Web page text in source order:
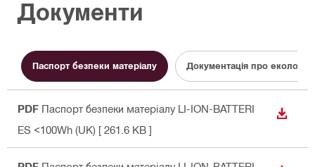
Документи
Паспорт безпеки матеріалу Документація про
PDF Паспорт безпеки матеріалу LI-ION-BATTERI
ES <100Wh (UK) [ 261.6 KB ]